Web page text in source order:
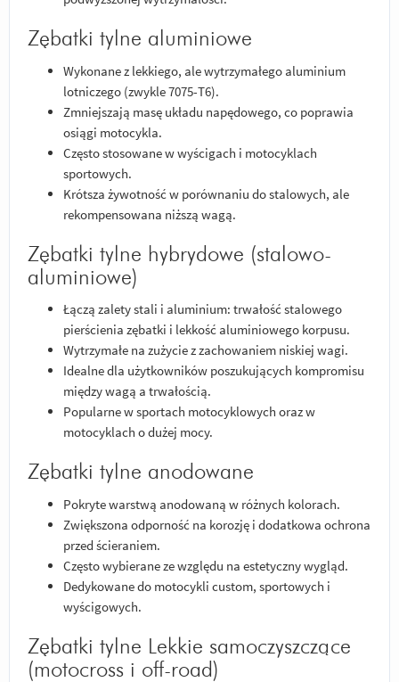
Zębatki tylne aluminiowe
Wykonane z lekkiego, ale wytrzymałego aluminium
lotniczego (zwykle 7075-T6).
Zmniejszają masę układu napędowego, co poprawia
osiągi motocykla.
Często stosowane w wyścigach i motocyklach
sportowych.
Krótsza żywotność w porównaniu do stalowych, ale
rekompensowana niższą wagą.
Zębatki tylne hybrydowe (stalowo-
aluminiowe)
Łączą zalety stali i aluminium: trwałość stalowego
pierścienia zębatki i lekkość aluminiowego korpusu.
Wytrzymałe na zużycie z zachowaniem niskiej wagi.
Idealne dla użytkowników poszukujących kompromisu
między wagą a trwałością.
Popularne w sportach motocyklowych oraz w
motocyklach o dużej mocy.
Zębatki tylne anodowane
Pokryte warstwą anodowaną w różnych kolorach.
Zwiększona odporność na korozję i dodatkowa ochrona
przed ścieraniem.
Często wybierane ze względu na estetyczny wygląd.
Dedykowane do motocykli custom, sportowych i
wyścigowych.
Zębatki tylne Lekkie samoczyszczące
(motocross i off-road)